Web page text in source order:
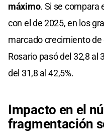
máximo. Si se compara
con el de 2025, en los
marcado crecimiento de
Rosario pasó del 32,8 al
del 31,8 al 42,5%.
Impacto en el
fragmentación